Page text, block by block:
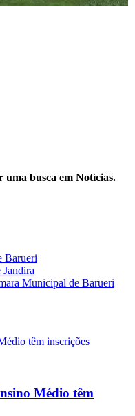
uma busca em Notícias.
Médio têm